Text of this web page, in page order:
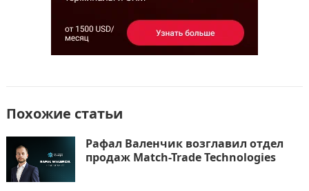
Похожие статьи
Рафал Валенчик возглавил отдел
продаж Match-Trade Technologies